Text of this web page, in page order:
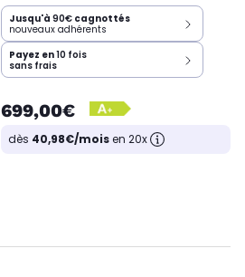
Jusqu'à 90€ cagnottés
nouveaux adhérents
Payez en10 fois
sans frais
699,00€
dès 40,98€/moisen 20x